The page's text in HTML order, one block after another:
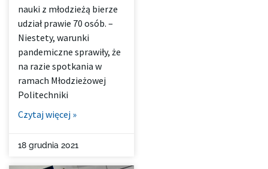
nauki z młodzieżą bierze
udział prawie 70 osób. –
Niestety, warunki
pandemiczne sprawiły, że
na razie spotkania w
ramach Młodzieżowej
Politechniki
Czytaj więcej »
18 grudnia 2021